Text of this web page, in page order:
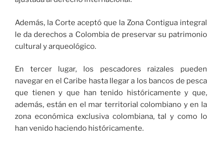
Además, la Corte aceptó que la Zona Contigua integral
le da derechos a Colombia de preservar su patrimonio
cultural y arqueológico.
En tercer lugar, los pescadores raizales pueden
navegar en el Caribe hasta llegar a los bancos de pesca
que tienen y que han tenido históricamente y que,
además, están en el mar territorial colombiano y en la
zona económica exclusiva colombiana, tal y como lo
han venido haciendo históricamente.